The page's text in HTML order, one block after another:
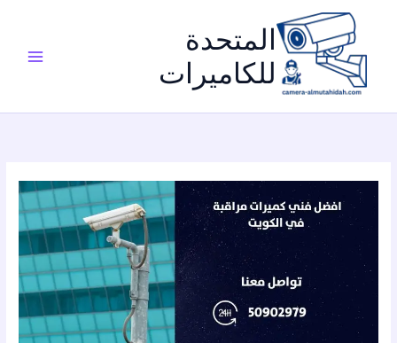
المتحدة
للكاميرات